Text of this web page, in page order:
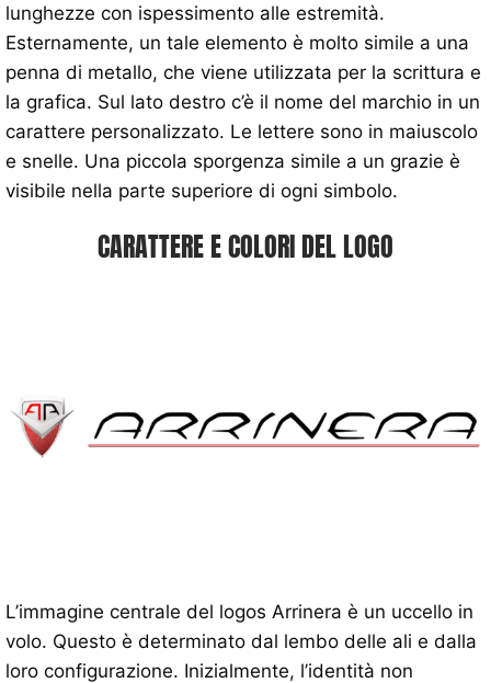
lunghezze con ispessimento alle estremità.
Esternamente, un tale elemento è molto simile a una
penna di metallo, che viene utilizzata per la scrittura e
la grafica. Sul lato destro c’è il nome del marchio in un
carattere personalizzato. Le lettere sono in maiuscolo
e snelle. Una piccola sporgenza simile a un grazie è
visibile nella parte superiore di ogni simbolo.
CARATTERE E COLORI DEL LOGO
L’immagine centrale del logos Arrinera è un uccello in
volo. Questo è determinato dal lembo delle ali e dalla
loro configurazione. Inizialmente, l’identità non